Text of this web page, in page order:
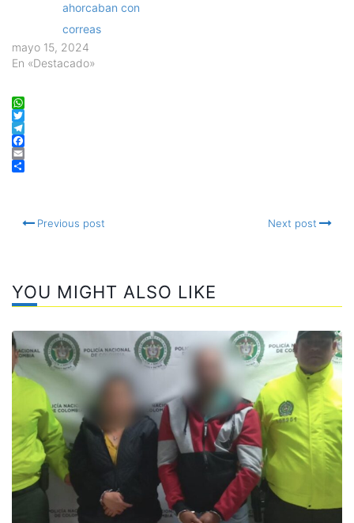
ahorcaban con
correas
mayo 15, 2024
En «Destacado»
WhatsApp
Twitter
Telegram
Facebook
Email
Previous post Next post
YOU MIGHT ALSO LIKE